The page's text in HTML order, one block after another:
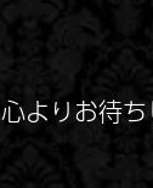
心よりお待